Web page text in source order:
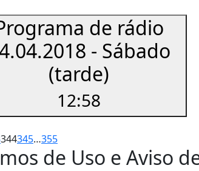
de rádio
- Sábado
(tarde)
12:58
344345…355
de Uso e Aviso